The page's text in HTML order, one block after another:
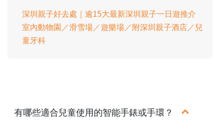
深圳親子好去處｜逾15大最新深圳親子一日遊推介
室內動物園／滑雪場／遊樂場／附深圳親子酒店／兒
童牙科
有哪些適合兒童使用的智能手錶或手環？